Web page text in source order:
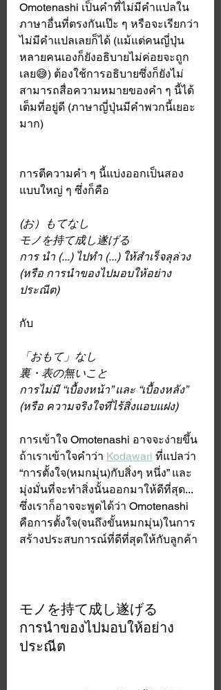
Omotenashi เป็นคำที่ไม่มีคำแปลใน
ภาษาอื่นที่ตรงกันเป๊ะ ๆ หรือจะเรียกว่า
ไม่มีคำแปลเลยก็ได้ (แม้แต่คนญี่ปุ่น
หลายคนเองก็ยังอธิบายไม่ค่อยจะถูก
เลย😅) ต้องใช้การอธิบายซึ่งก็ยังไม่
สามารถสื่อความหมายของคำ ๆ นี้ได้
เต็มที่อยู่ดี (ภาษาญี่ปุ่นมีคำพวกนี้เยอะ
มาก)
การตีความคำ ๆ นี้แบ่งออกเป็นสอง
แบบใหญ่ ๆ ซึ่งก็คือ
(お）もてなし
モノを持て成し遂げる
การ นำ (...) ไปทำ (...) ให้สำเร็จลุล่วง
(หรือ การนำของไปมอบให้อย่าง
ประณีต)
กับ
「おもて」なし
裏・表の無いこと
การไม่มี “เบื้องหน้า” และ “เบื้องหลัง”
(หรือ ความจริงใจที่ไร้สิ่งแอบแฝง)
การเข้าใจ Omotenashi อาจจะง่ายขึ้น
ถ้าเราเข้าใจคำว่า Kodawari ที่แปลว่า
“การตั้งใจ(หมกมุ่น)กับสิ่งๆ หนึ่ง” และ
มุ่งมั่นที่จะทำสิ่งนั้นออกมาให้ดีที่สุด...
ซึ่งเราก็อาจจะพูดได้ว่า Omotenashi
คือการตั้งใจ(จนถึงขั้นหมกมุ่น)ในการ
สร้างประสบการณ์ที่ดีที่สุดให้กับลูกค้า
モノを持て成し遂げる
การนำของไปมอบให้อย่าง
ประณีต